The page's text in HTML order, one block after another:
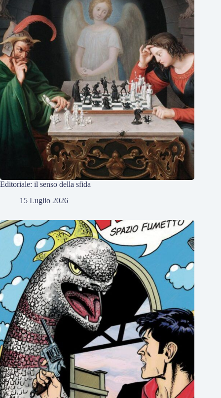
Editoriale: il senso della sfida
15 Luglio 2026